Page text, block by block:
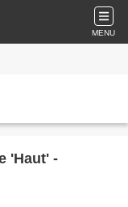
MENU
'Haut' -